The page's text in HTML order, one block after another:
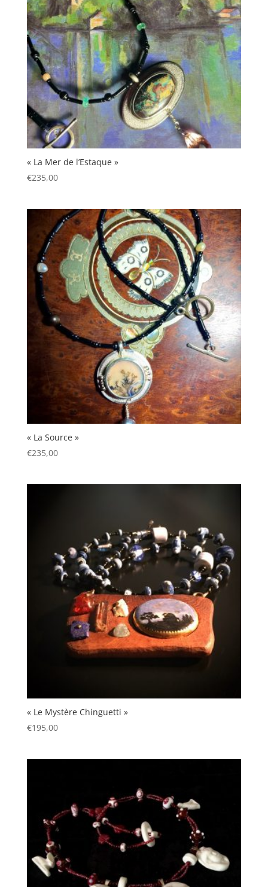
« La Mer de l’Estaque »
€235,00
« La Source »
€235,00
« Le Mystère Chinguetti »
€195,00